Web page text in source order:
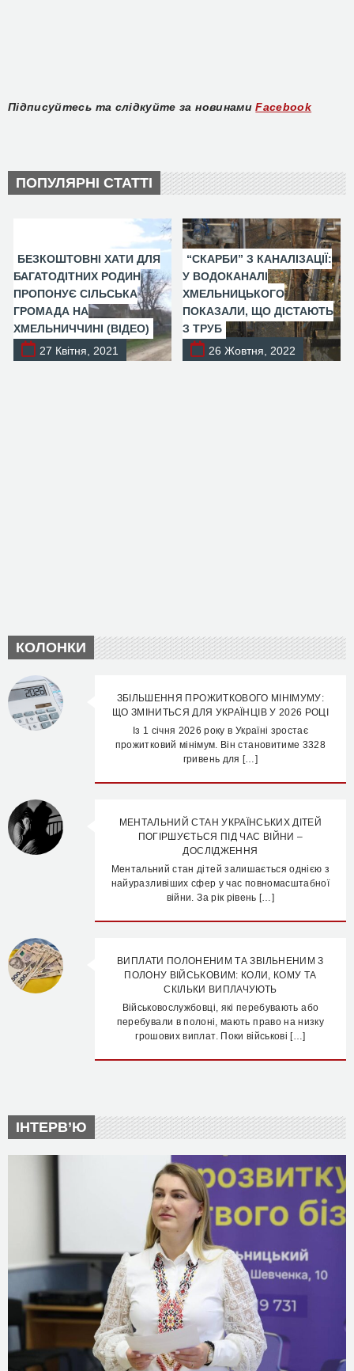
Підписуйтесь та слідкуйте за новинами Facebook
ПОПУЛЯРНІ СТАТТІ
БЕЗКОШТОВНІ ХАТИ ДЛЯ
БАГАТОДІТНИХ РОДИН
ПРОПОНУЄ СІЛЬСЬКА
ГРОМАДА НА
ХМЕЛЬНИЧЧИНІ (ВІДЕО)
27 Квітня, 2021
“СКАРБИ” З КАНАЛІЗАЦІЇ:
У ВОДОКАНАЛІ
ХМЕЛЬНИЦЬКОГО
ПОКАЗАЛИ, ЩО ДІСТАЮТЬ
З ТРУБ
26 Жовтня, 2022
КОЛОНКИ
ЗБІЛЬШЕННЯ ПРОЖИТКОВОГО МІНІМУМУ:
ЩО ЗМІНИТЬСЯ ДЛЯ УКРАЇНЦІВ У 2026 РОЦІ
Із 1 січня 2026 року в Україні зростає
прожитковий мінімум. Він становитиме 3328
гривень для […]
МЕНТАЛЬНИЙ СТАН УКРАЇНСЬКИХ ДІТЕЙ
ПОГІРШУЄТЬСЯ ПІД ЧАС ВІЙНИ –
ДОСЛІДЖЕННЯ
Ментальний стан дітей залишається однією з
найуразливіших сфер у час повномасштабної
війни. За рік рівень […]
ВИПЛАТИ ПОЛОНЕНИМ ТА ЗВІЛЬНЕНИМ З
ПОЛОНУ ВІЙСЬКОВИМ: КОЛИ, КОМУ ТА
СКІЛЬКИ ВИПЛАЧУЮТЬ
Військовослужбовці, які перебувають або
перебували в полоні, мають право на низку
грошових виплат. Поки військові […]
ІНТЕРВ’Ю